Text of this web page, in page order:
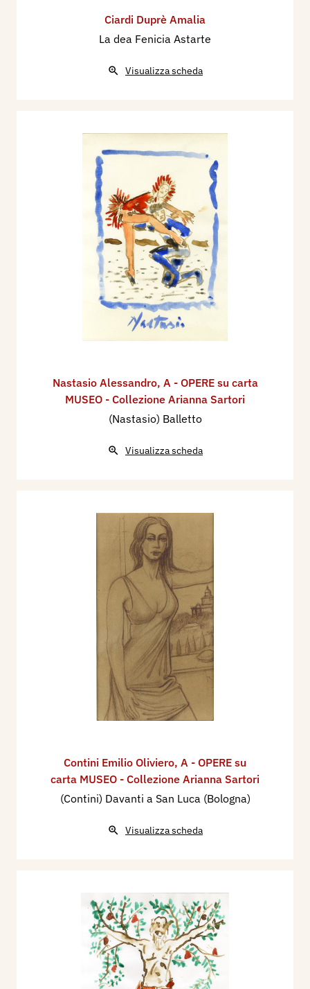
Ciardi Duprè Amalia
La dea Fenicia Astarte
Visualizza scheda
Nastasio Alessandro, A - OPERE su carta
MUSEO - Collezione Arianna Sartori
(Nastasio) Balletto
Visualizza scheda
Contini Emilio Oliviero, A - OPERE su
carta MUSEO - Collezione Arianna Sartori
(Contini) Davanti a San Luca (Bologna)
Visualizza scheda